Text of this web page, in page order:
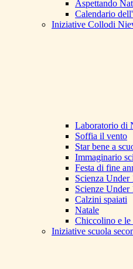
Aspettando
Calendario
Iniziative Collodi
Laboratorio di
Soffia il vento
Star bene a
Immaginario
Festa di fine
Scienza Under
Scienze Under
Calzini spaiati
Natale
Chiccolino e le
Iniziative scuola